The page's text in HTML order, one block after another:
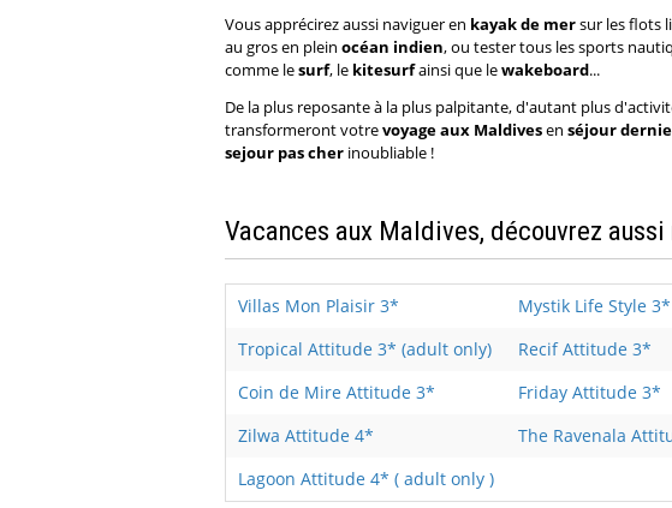
Vous apprécirez aussi naviguer en kayakde mersur les flots
au gros en plein océan indien, ou tester tous les sports
comme lesurf, le kitesurfainsi que lewakeboard...
De la plus reposante à la plus palpitante, d'autant plus
transformeront votrevoyage aux Maldivesen séjour
sejour pas cher inoubliable !
Vacances aux Maldives, découvrez
Villas Mon Plaisir 3*
Mystik Life Style 3*
Tropical Attitude 3* (adult only)
Recif Attitude 3*
Coin de Mire Attitude 3*
Friday Attitude 3*
Zilwa Attitude 4*
The Ravenala
Lagoon Attitude 4* ( adult only )